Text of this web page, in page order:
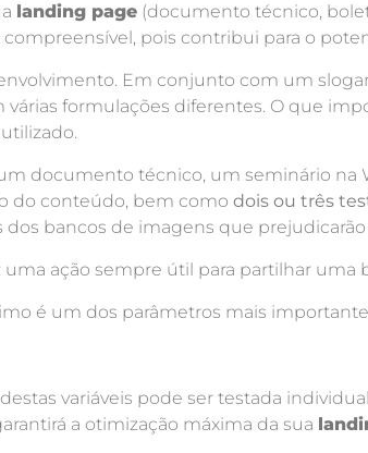
landing page (documento técnico,
pois contribui para o
Em conjunto com um
várias formulações diferentes. O que
documento técnico, um seminário na
do conteúdo, bem como dois ou três
dos bancos de imagens que
uma ação sempre útil para partilhar uma
é um dos parâmetros mais
variáveis pode ser testada
a otimização máxima da sua